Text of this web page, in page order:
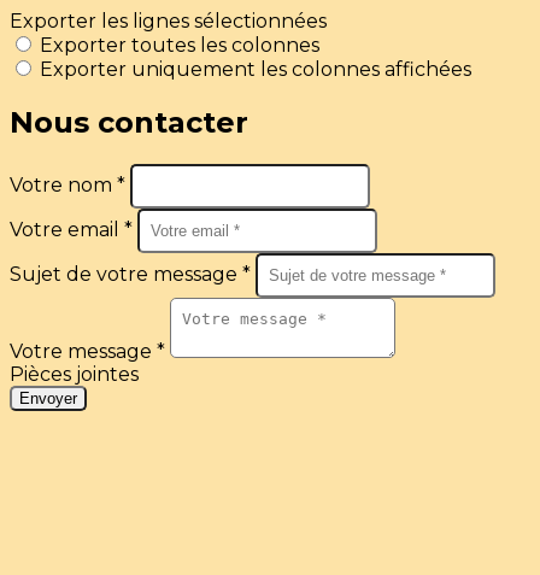
Exporter les lignes sélectionnées
Exporter toutes les colonnes
Exporter uniquement les colonnes affichées
Nous contacter
Votre nom *
Votre email *
Sujet de votre message *
Votre message *
Pièces jointes
Envoyer